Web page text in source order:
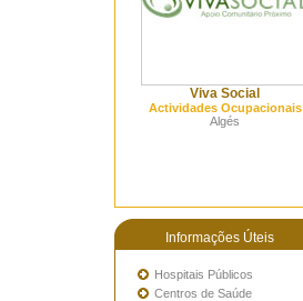
Viva Social
Actividades Ocupacionais
Algés
Informações Úteis
Hospitais Públicos
Centros de Saúde